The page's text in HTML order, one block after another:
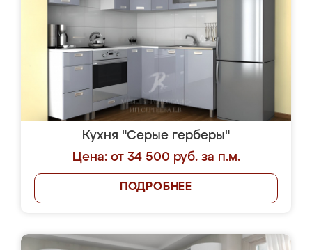
Кухня "Серые герберы"
Цена: от 34 500 руб. за п.м.
ПОДРОБНЕЕ